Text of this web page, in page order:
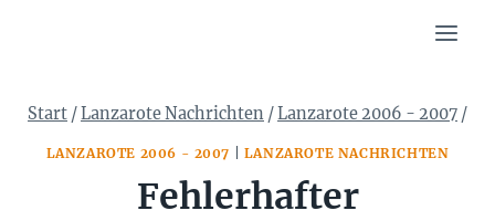
Start /Lanzarote Nachrichten /Lanzarote 2006 - 2007 /
LANZAROTE 2006 - 2007 LANZAROTE NACHRICHTEN
Fehlerhafter